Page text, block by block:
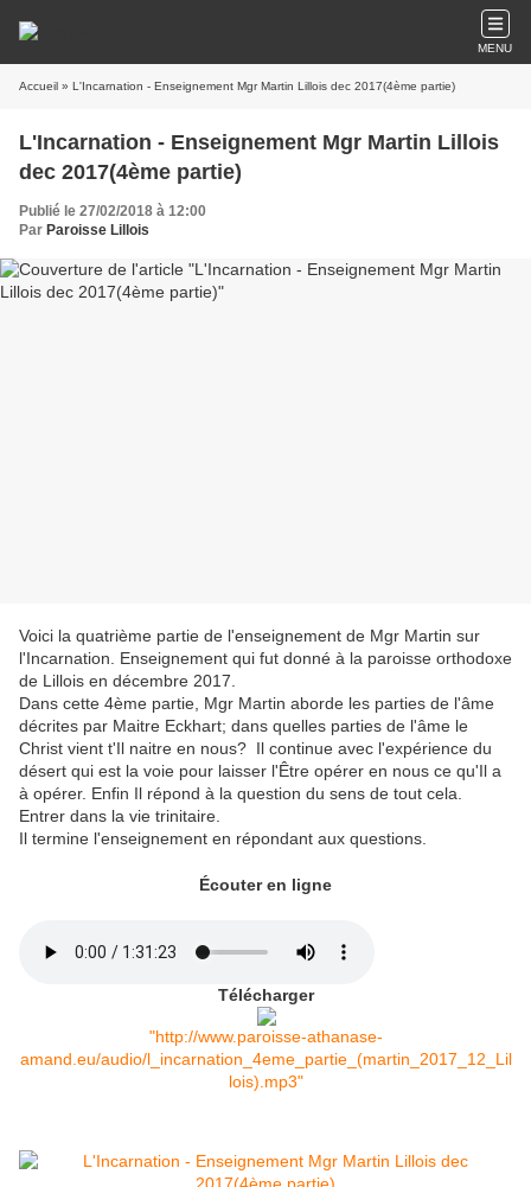
MENU
Accueil » L'Incarnation - Enseignement Mgr Martin Lillois dec 2017(4ème partie)
L'Incarnation - Enseignement Mgr Martin Lillois
dec 2017(4ème partie)
Publié le 27/02/2018 à 12:00
Par Paroisse Lillois
Voici la quatrième partie de l'enseignement de Mgr Martin sur
l'Incarnation. Enseignement qui fut donné à la paroisse orthodoxe
de Lillois en décembre 2017.
Dans cette 4ème partie, Mgr Martin aborde les parties de l'âme
décrites par Maitre Eckhart; dans quelles parties de l'âme le
Christ vient t'Il naitre en nous? Il continue avec l'expérience du
désert qui est la voie pour laisser l'Être opérer en nous ce qu'Il a
à opérer. Enfin Il répond à la question du sens de tout cela.
Entrer dans la vie trinitaire.
Il termine l'enseignement en répondant aux questions.
Écouter en ligne
Télécharger
"http://www.paroisse-athanase-
amand.eu/audio/l_incarnation_4eme_partie_(martin_2017_12_Lil
lois).mp3"